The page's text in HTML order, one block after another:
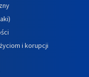
i korupcji